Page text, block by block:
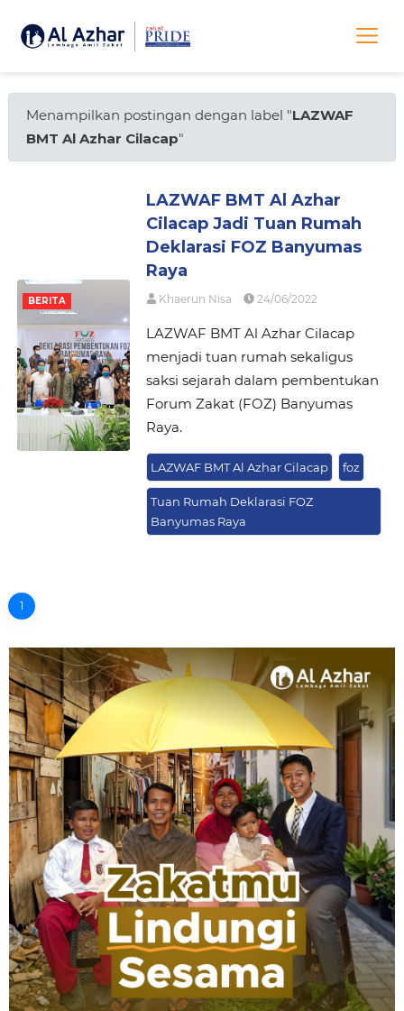
Menampilkan postingan dengan label "LAZWAF
BMT Al Azhar Cilacap"
BERITA
LAZWAF BMT Al Azhar
Cilacap Jadi Tuan Rumah
Deklarasi FOZ Banyumas
Raya
Khaerun Nisa 24/06/2022
LAZWAF BMT Al Azhar Cilacap
menjadi tuan rumah sekaligus
saksi sejarah dalam pembentukan
Forum Zakat (FOZ) Banyumas
Raya.
LAZWAF BMT Al Azhar Cilacap foz
Tuan Rumah Deklarasi FOZ
Banyumas Raya
1